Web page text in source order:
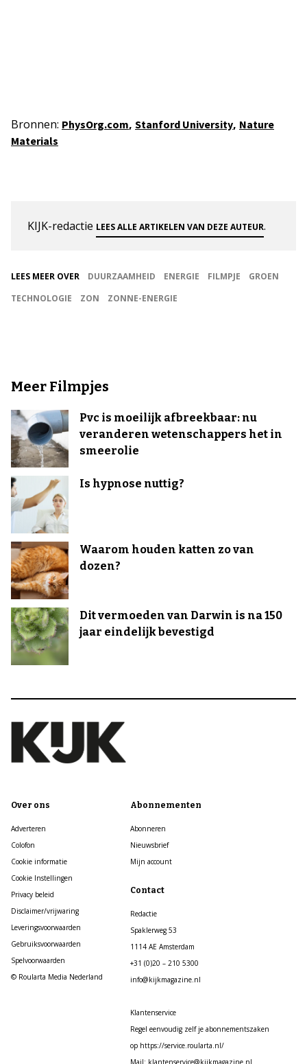
Bronnen: PhysOrg.com, Stanford University, Nature
Materials
KIJK-redactie LEES ALLE ARTIKELEN VAN DEZE AUTEUR.
LEES MEER OVER DUURZAAMHEID ENERGIE FILMPJE
GROEN
TECHNOLOGIE
ZON ZONNE-ENERGIE
Meer Filmpjes
Pvc is moeilijk afbreekbaar: nu
veranderen wetenschappers het in
smeerolie
Is hypnose nuttig?
Waarom houden katten zo van
dozen?
Dit vermoeden van Darwin is na 150
jaar eindelijk bevestigd
Over ons
Adverteren
Colofon
Cookie informatie
Cookie Instellingen
Privacy beleid
Disclaimer/vrijwaring
Leveringsvoorwaarden
Gebruiksvoorwaarden
Spelvoorwaarden
© Roularta Media Nederland
Abonnementen
Abonneren
Nieuwsbrief
Mijn account
Contact
Redactie
Spaklerweg 53
1114 AE Amsterdam
+31 (0)20 – 210 5300
info@kijkmagazine.nl
Klantenservice
Regel eenvoudig zelf je abonnementszaken
op https://service.roularta.nl/
Mail: klantenservice@kijkmagazine.nl